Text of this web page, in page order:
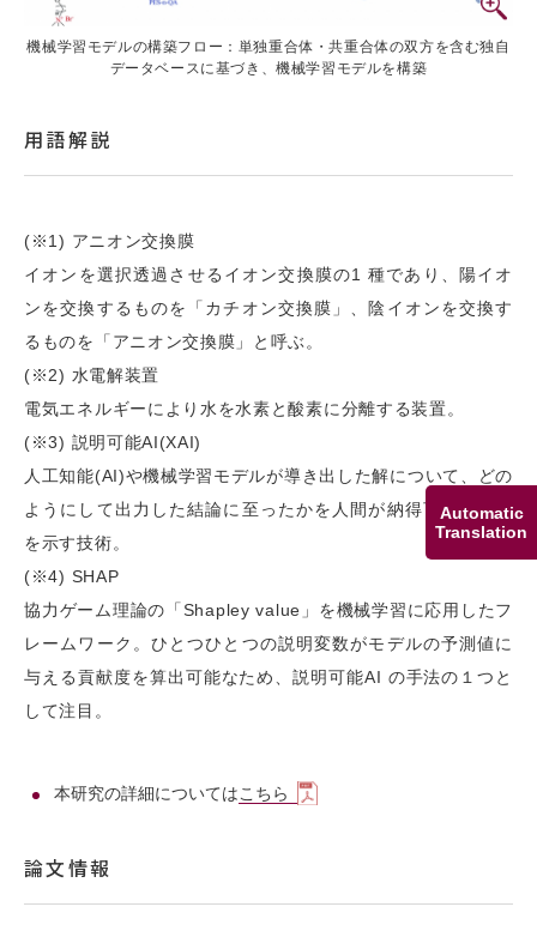
Automatic
Translation
機械学習モデルの構築フロー：単独重合体・共重合体の双方を含む独自
データベースに基づき、機械学習モデルを構築
用語解説
(※1) アニオン交換膜
イオンを選択透過させるイオン交換膜の1 種であり、陽イオ
ンを交換するものを「カチオン交換膜」、陰イオンを交換す
るものを「アニオン交換膜」と呼ぶ。
(※2) 水電解装置
電気エネルギーにより水を水素と酸素に分離する装置。
(※3) 説明可能AI(XAI)
人工知能(AI)や機械学習モデルが導き出した解について、どの
ようにして出力した結論に至ったかを人間が納得可能な根拠
を示す技術。
(※4) SHAP
協力ゲーム理論の「Shapley value」を機械学習に応用したフ
レームワーク。ひとつひとつの説明変数がモデルの予測値に
与える貢献度を算出可能なため、説明可能AI の手法の１つと
して注目。
本研究の詳細についてはこちら
論文情報